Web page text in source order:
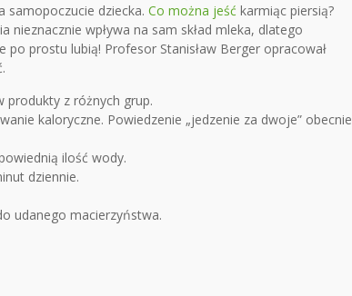
samopoczucie dziecka. Co można jeść karmiąc piersią?
wpływa na sam skład mleka, dlatego
prostu lubią! Profesor Stanisław Berger opracował
produkty z różnych grup.
kaloryczne. Powiedzenie „jedzenie za dwoje” obecnie
ilość wody.
dziennie.
udanego macierzyństwa.